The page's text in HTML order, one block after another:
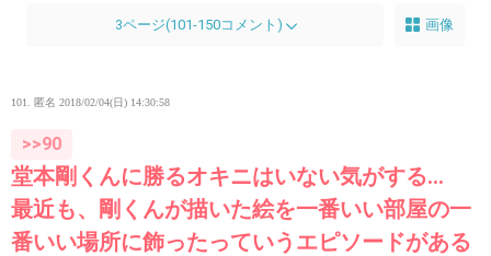
3ページ(101-150コメント) 画像
101. 匿名 2018/02/04(日) 14:30:58
>>90
堂本剛くんに勝るオキニはいない気がする…
最近も、剛くんが描いた絵を一番いい部屋の一
番いい場所に飾ったっていうエピソードがある